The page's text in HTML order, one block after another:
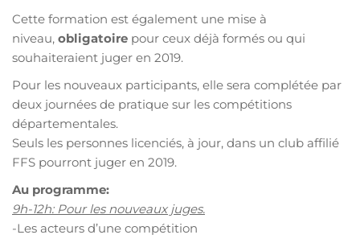
Cette formation est également une mise à
niveau, obligatoire pour ceux déjà formés ou qui
souhaiteraient juger en 2019.
Pour les nouveaux participants, elle sera complétée par
deux journées de pratique sur les compétitions
départementales.
Seuls les personnes licenciés, à jour, dans un club affilié
FFS pourront juger en 2019.
Au programme:
9h-12h: Pour les nouveaux juges.
-Les acteurs d’une compétition